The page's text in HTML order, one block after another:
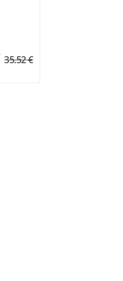
35.52 €